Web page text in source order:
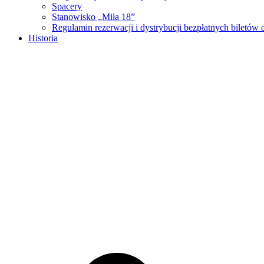
Spacery
Stanowisko „Miła 18”
Regulamin rezerwacji i dystrybucji bezpłatnych
Historia